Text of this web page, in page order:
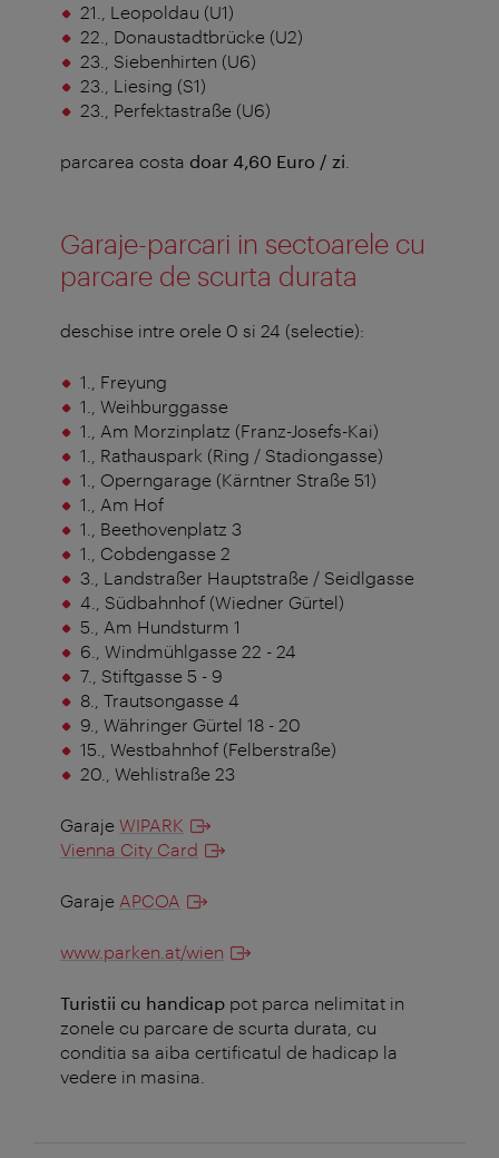
21., Leopoldau (U1)
22., Donaustadtbrücke (U2)
23., Siebenhirten (U6)
23., Liesing (S1)
23., Perfektastraße (U6)
parcarea costa doar 4,60 Euro / zi
Garaje-parcari in sectoarele cu
parcare de scurta durata
deschise intre orele 0 si 24 (selectie):
1., Freyung
1., Weihburggasse
1., Am Morzinplatz (Franz-Josefs-Kai)
1., Rathauspark (Ring / Stadiongasse)
1., Operngarage (Kärntner Straße 51)
1., Am Hof
1., Beethovenplatz 3
1., Cobdengasse 2
3., Landstraßer Hauptstraße / Seidlgasse
4., Südbahnhof (Wiedner Gürtel)
5., Am Hundsturm 1
6., Windmühlgasse 22 - 24
7., Stiftgasse 5 - 9
8., Trautsongasse 4
9., Währinger Gürtel 18 - 20
15., Westbahnhof (Felberstraße)
20., Wehlistraße 23
Garaje WIPARK
Vienna City Card
Garaje APCOA
www.parken.at/wien
Turistii cu handicap pot parca nelimitat in
zonele cu parcare de scurta durata, cu
conditia sa aiba certificatul de hadicap la
vedere in masina.